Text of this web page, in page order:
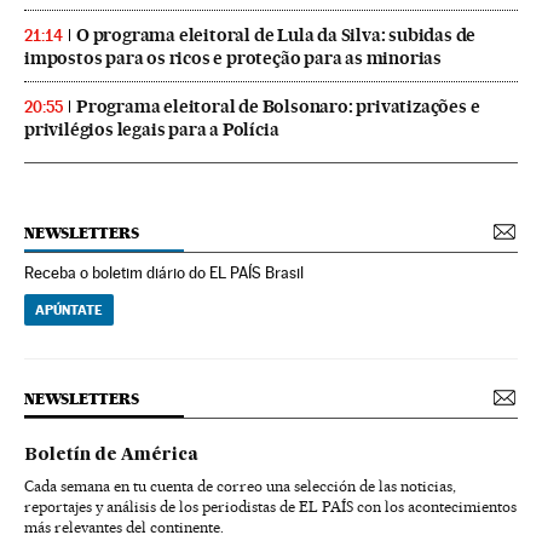
21:14
O programa eleitoral de Lula da Silva: subidas de
impostos para os ricos e proteção para as minorias
20:55
Programa eleitoral de Bolsonaro: privatizações e
privilégios legais para a Polícia
NEWSLETTERS
Receba o boletim diário do EL PAÍS Brasil
APÚNTATE
NEWSLETTERS
Boletín de América
Cada semana en tu cuenta de correo una selección de las noticias,
reportajes y análisis de los periodistas de EL PAÍS con los acontecimientos
más relevantes del continente.